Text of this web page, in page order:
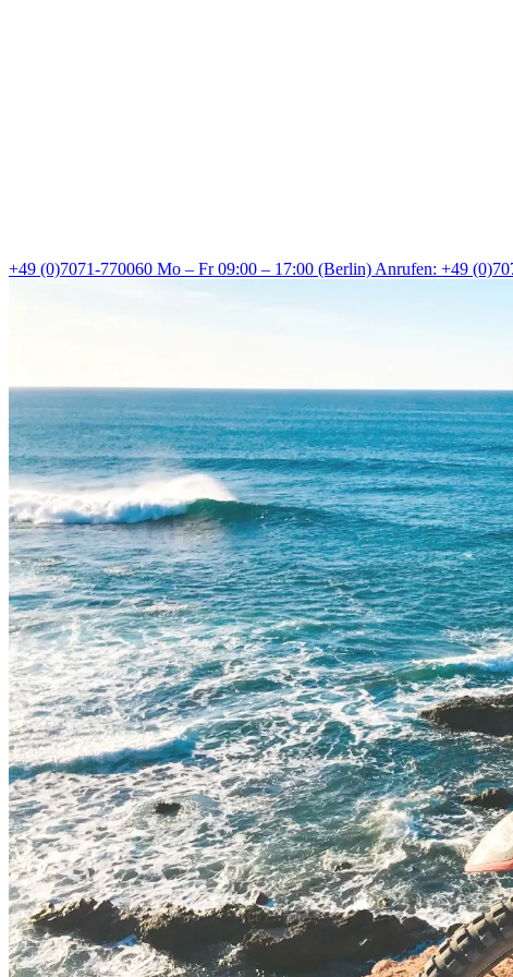
+49 (0)7071-770060 Mo – Fr 09:00 – 17:00 (Berlin) Anrufen: +49